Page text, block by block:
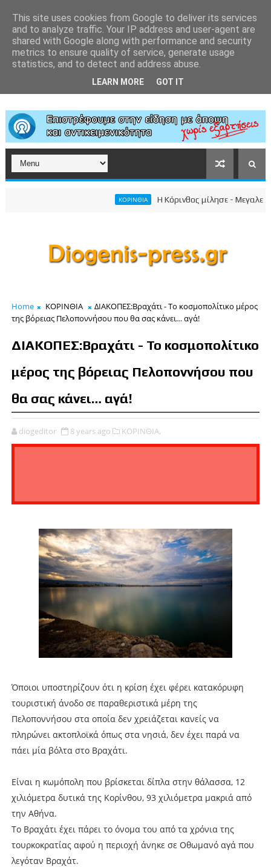
Η Κόρινθος μίλησε - Μεγαλειώδης
Home ΚΟΡΙΝΘΙΑ
ΔΙΑΚΟΠΕΣ:Βραχάτι - Το κοσμοπολίτικο μέρος
της βόρειας Πελοποννήσου που θα σας κάνει… αγά!
ΔΙΑΚΟΠΕΣ:Βραχάτι - Το κοσμοπολίτικο
μέρος της βόρειας Πελοποννήσου που
θα σας κάνει… αγά!
diogeditor 8 years ago ΚΟΡΙΝΘΙΑ,
Όποιοι υποστηρίζουν ότι η κρίση έχει φέρει κατακόρυφη
τουριστική άνοδο σε παραθεριστικά μέρη της
Πελοποννήσου στα οποία δεν χρειάζεται κανείς να
πληρώνει ακτοπλοϊκά όπως στα νησιά, δεν έχει παρά να
πάει μία βόλτα στο Βραχάτι.
Είναι η κωμόπολη που βρίσκεται δίπλα στην θάλασσα, 12
χιλιόμετρα δυτικά της Κορίνθου, 93 χιλιόμετρα μακριά από
την Αθήνα.
Το Βραχάτι έχει πάρει το όνομα του από τα χρόνια της
τουρκοκρατίας αφού η περιοχή άνηκε σε Οθωμανό αγά που
λεγόταν Βραχάτ.
This site uses cookies from Google to deliver its services
and to analyze traffic. Your IP address and user-agent are
shared with Google along with performance and security
metrics to ensure quality of service, generate usage
statistics, and to detect and address abuse.
LEARN MORE GOT IT